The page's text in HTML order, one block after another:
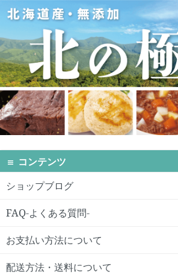
コンテンツ
ショップブログ
FAQ-よくある質問-
お支払い方法について
配送方法・送料について